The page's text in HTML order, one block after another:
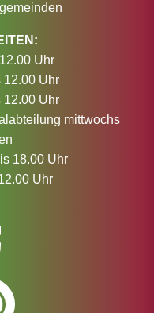
Uhr
12.00 Uhr
12.00 Uhr
mittwochs
18.00 Uhr
Uhr